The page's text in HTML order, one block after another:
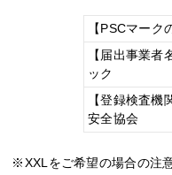
【PSCマー
【届出事業者
ック
【登録検査機
安全協会
※XXLをご希望の場合の注